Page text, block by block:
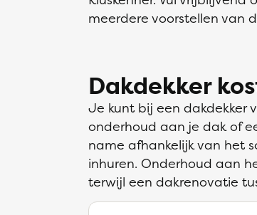
meerdere voorstellen van
Dakdekker
Je kunt bij een dakdekker
onderhoud aan je dak of
name afhankelijk van het
inhuren. Onderhoud aan
terwijl een dakrenovatie